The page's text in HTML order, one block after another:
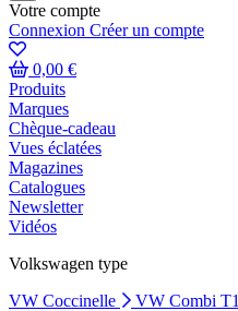
Votre compte
Connexion Créer un compte
0,00 €
Produits
Marques
Chèque-cadeau
Vues éclatées
Magazines
Catalogues
Newsletter
Vidéos
Volkswagen type
VW Coccinelle
VW Combi T1